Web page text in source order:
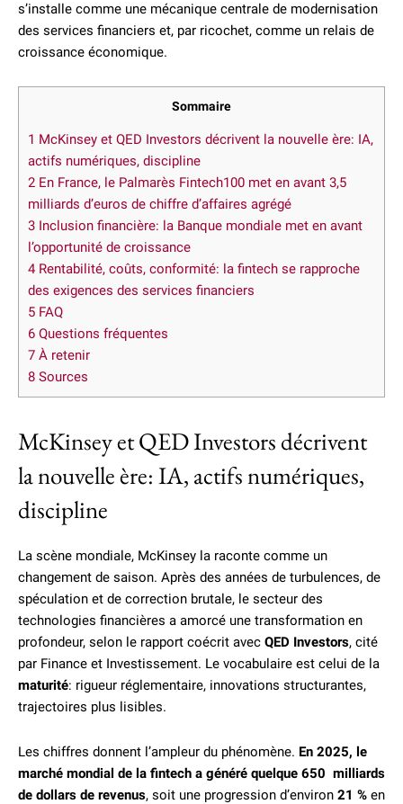
s’installe comme une mécanique centrale de modernisation
des services financiers et, par ricochet, comme un relais de
croissance économique.
Sommaire
1 McKinsey et QED Investors décrivent la nouvelle ère: IA,
actifs numériques, discipline
2 En France, le Palmarès Fintech100 met en avant 3,5
milliards d’euros de chiffre d’affaires agrégé
3 Inclusion financière: la Banque mondiale met en avant
l’opportunité de croissance
4 Rentabilité, coûts, conformité: la fintech se rapproche
des exigences des services financiers
5 FAQ
6 Questions fréquentes
7 À retenir
8 Sources
McKinsey et QED Investors décrivent
la nouvelle ère: IA, actifs numériques,
discipline
La scène mondiale, McKinsey la raconte comme un
changement de saison. Après des années de turbulences, de
spéculation et de correction brutale, le secteur des
technologies financières a amorcé une transformation en
profondeur, selon le rapport coécrit avec QED Investors, cité
par Finance et Investissement. Le vocabulaire est celui de la
maturité: rigueur réglementaire, innovations structurantes,
trajectoires plus lisibles.
Les chiffres donnent l’ampleur du phénomène. En 2025, le
marché mondial de la fintech a généré quelque 650 milliards
de dollars de revenus, soit une progression d’environ 21 % en